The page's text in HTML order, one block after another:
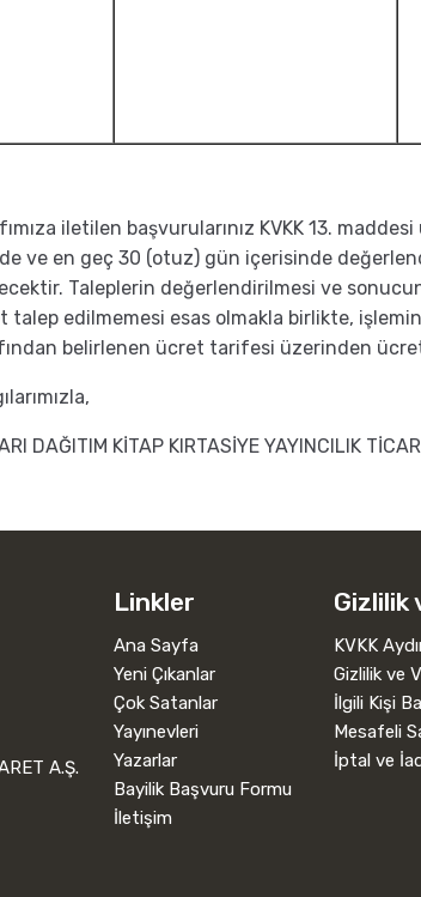
iletilen başvurularınız KVKK 13.
ve en geç 30 (otuz) gün içerisinde
Taleplerin değerlendirilmesi ve
talep edilmemesi esas olmakla birlikte,
belirlenen ücret tarifesi üzerinden
DAĞITIM KİTAP KIRTASİYE YAYINCILIK
A.Ş.
Linkler
Ana Sayfa
Yeni Çıkanlar
Çok Satanlar
Yayınevleri
Yazarlar
Bayilik Başvuru Formu
İletişim
Gizlilik
KVKK
Gizlilik ve
İlgili Kişi
Mesafeli
İptal ve